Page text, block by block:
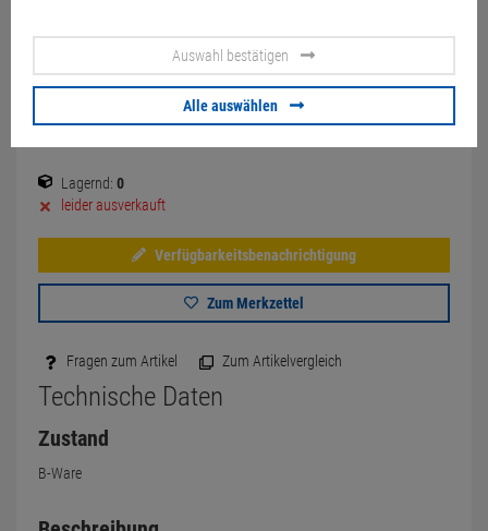
80,00 €
Lagernd: 0
leider ausverkauft
Verfügbarkeitsbenachrichtigung
Zum Merkzettel
Fragen zum Artikel Zum Artikelvergleich
Technische Daten
Zustand
B-Ware
Auswahl bestätigen
Alle auswählen